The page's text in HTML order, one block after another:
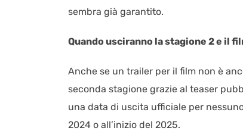
sembra già garantito.
Quando usciranno la stagione 2 e il
Anche se un trailer per il film non è
seconda stagione grazie al teaser
una data di uscita ufficiale per
2024 o all’inizio del 2025.